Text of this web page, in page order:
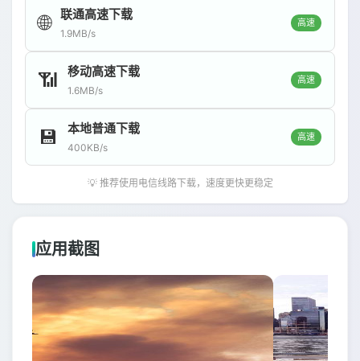
🌐 联通高速下载
1.9MB/s
高速
📶 移动高速下载
1.6MB/s
高速
💾 本地普通下载
400KB/s
高速
💡 推荐使用电信线路下载，速度更快更稳定
应用截图